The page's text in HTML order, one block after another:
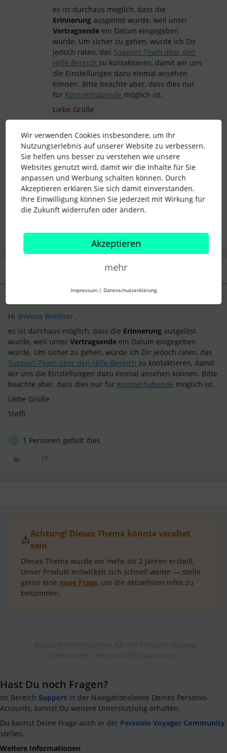
es ist durchaus möglich, dass die
Erinnerung ausgelöst wurde, weil unter
Vertragsende ein Datum eingegeben
wurde. Um sicher zu gehen, würde ich Dir
jedoch raten, das Support-Team über den
Hilfe-Bereich zu kontaktieren, damit wir uns
die Einstellungen dazu einmal ansehen
können. Bitte beachte aber, dass dies nur
für Kontoinhabende möglich ist.
Liebe Grüße
erinnerungen Vertragsende
Beenden des Arbeitsverhältnis
Hi @Anica Wießner ,
es ist durchaus möglich, dass die Erinnerung ausgelöst
wurde, weil unter Vertragsende ein Datum eingegeben
wurde. Um sicher zu gehen, würde ich Dir jedoch raten, das
Support-Team über den Hilfe-Bereich zu kontaktieren, damit
wir uns die Einstellungen dazu einmal ansehen können. Bitte
beachte aber, dass dies nur für Kontoinhabende möglich ist.
Liebe Grüße
Steffi
1 Personen gefällt dies
⚠️Achtung! Dieses Thema könnte veraltet
sein
Dieses Thema wurde vor mehr als 2 Jahren erstellt.
Unser Produkt entwickelt sich schnell weiter — stelle
gerne eine neue Frage, um die aktuellsten Infos zu
bekommen.
Hast Du noch Fragen?
Im Bereich Support in der Navigationsleiste Deines Personio-
Accounts, kannst Du weitere Unterstützung erhalten.
Du kannst Deine Frage auch in der Personio Voyager Community
stellen.
Weitere Informationen
Wir verwenden Cookies insbesondere, um Ihr
Nutzungserlebnis auf unserer Website zu verbessern.
Sie helfen uns besser zu verstehen wie unsere
Websites genutzt wird, damit wir die Inhalte für Sie
anpassen und Werbung schalten können. Durch
Akzeptieren erklären Sie sich damit einverstanden.
Ihre Einwilligung können Sie jederzeit mit Wirkung für
die Zukunft widerrufen oder ändern.
Akzeptieren
mehr
Impressum | Datenschutzerklärung